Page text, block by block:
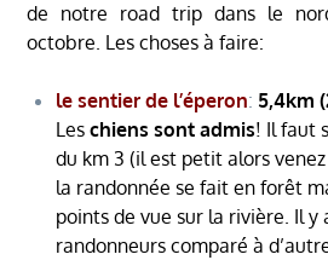
de notre road trip dans le
octobre. Les choses à faire:
le sentier de l’éperon: 5,4km
Leschiens sont admis! Il faut
du km 3 (il est petit alors
la randonnée se fait en forêt
points de vue sur la rivière. Il y
randonneurs comparé à